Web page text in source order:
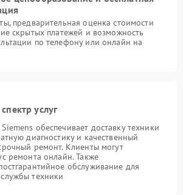
предварительная оценка стоимости
скрытых платежей и возможность
по телефону или онлайн на
услуг
обеспечивает доставку техники
диагностику и качественный
ремонт. Клиенты могут
ремонта онлайн. Также
обслуживание для
техники